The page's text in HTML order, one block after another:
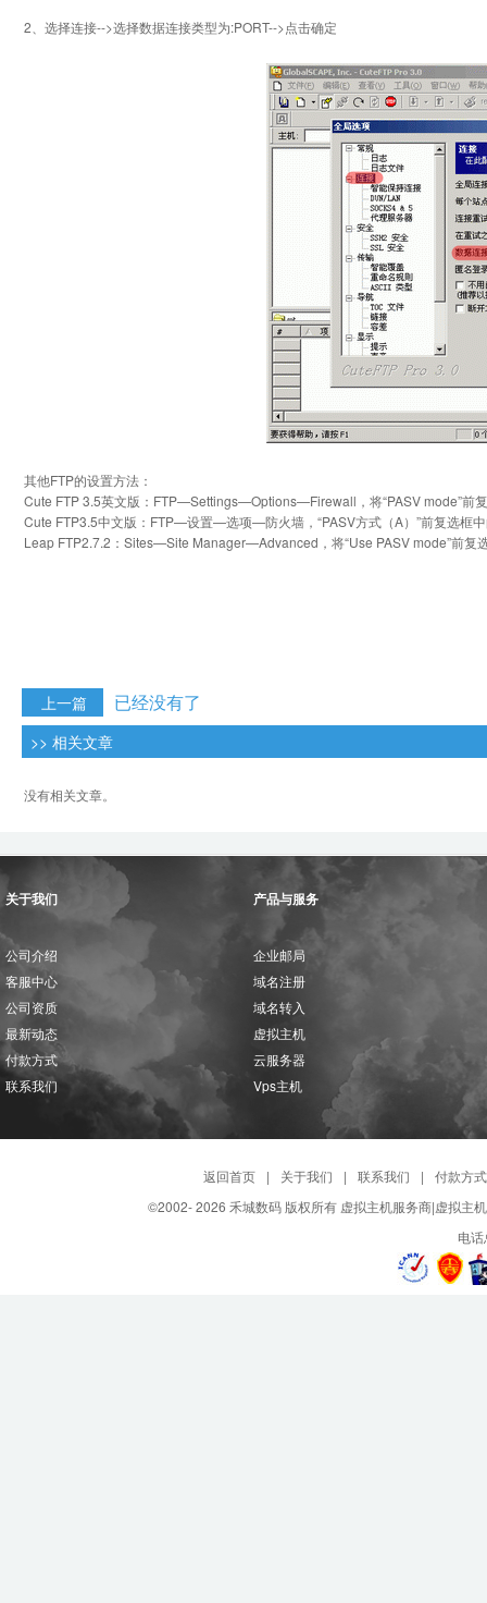
2、选择连接-->选择数据连接类型为:PORT-->点击确定
其他FTP的设置方法：
Cute FTP 3.5英文版：FTP—Settings—Options—Firewall，将“PASV mode”前
Cute FTP3.5中文版：FTP—设置—选项—防火墙，“PASV方式（A）”前复选框
Leap FTP2.7.2：Sites—Site Manager—Advanced，将“Use PASV mode”前复
上一篇 已经没有了
>> 相关文章
没有相关文章。
关于我们
公司介绍
客服中心
公司资质
最新动态
付款方式
联系我们
产品与服务
企业邮局
域名注册
域名转入
虚拟主机
云服务器
Vps主机
返回首页 | 关于我们 | 联系我们 |
付款方式
©2002-2026 禾城数码 版权所有 虚拟主机服务商|虚拟主
电